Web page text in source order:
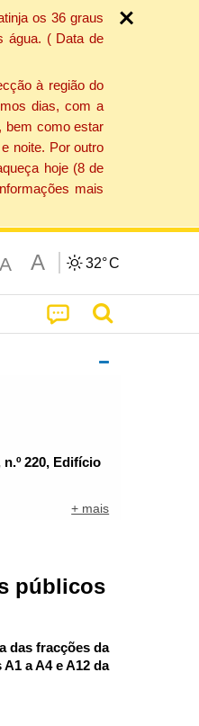
os 36 graus
água. ( Data de
à região do
dias, com a
bem como estar
noite. Por outro
hoje (8 de
mais
A A 32°C
220, Edifício
+ mais
públicos
das fracções da
a A4 e A12 da